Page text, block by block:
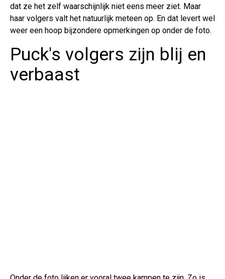
dat ze het zelf waarschijnlijk niet eens meer ziet. Maar
haar volgers valt het natuurlijk meteen op. En dat levert wel
weer een hoop bijzondere opmerkingen op onder de foto.
Puck's volgers zijn blij en
verbaast